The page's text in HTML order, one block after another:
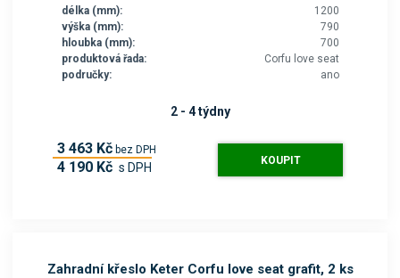
délka (mm):
1200
výška (mm):
790
hloubka (mm):
700
produktová řada:
Corfu love seat
područky:
ano
2 - 4 týdny
3 463 Kč bez DPH
4 190 Kč s DPH KOUPIT
Zahradní křeslo Keter Corfu love seat grafit, 2 ks